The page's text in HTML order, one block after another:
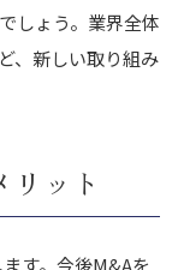
しょう。業界全体
、新しい取り組み
ット
す。今後M&Aを